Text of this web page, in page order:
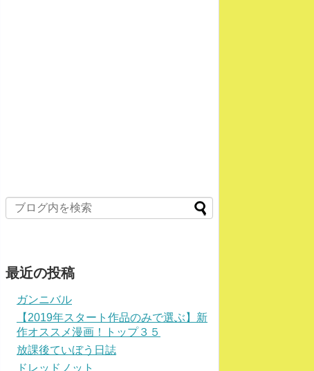
最近の投稿
ガンニバル
【2019年スタート作品のみで選ぶ】新
作オススメ漫画！トップ３５
放課後ていぼう日誌
ドレッドノット